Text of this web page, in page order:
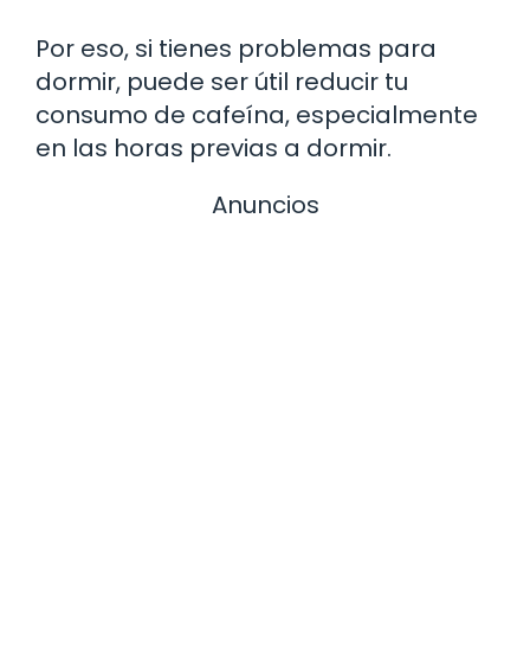
Por eso, si tienes problemas para
dormir, puede ser útil reducir tu
consumo de cafeína, especialmente
en las horas previas a dormir.
Anuncios